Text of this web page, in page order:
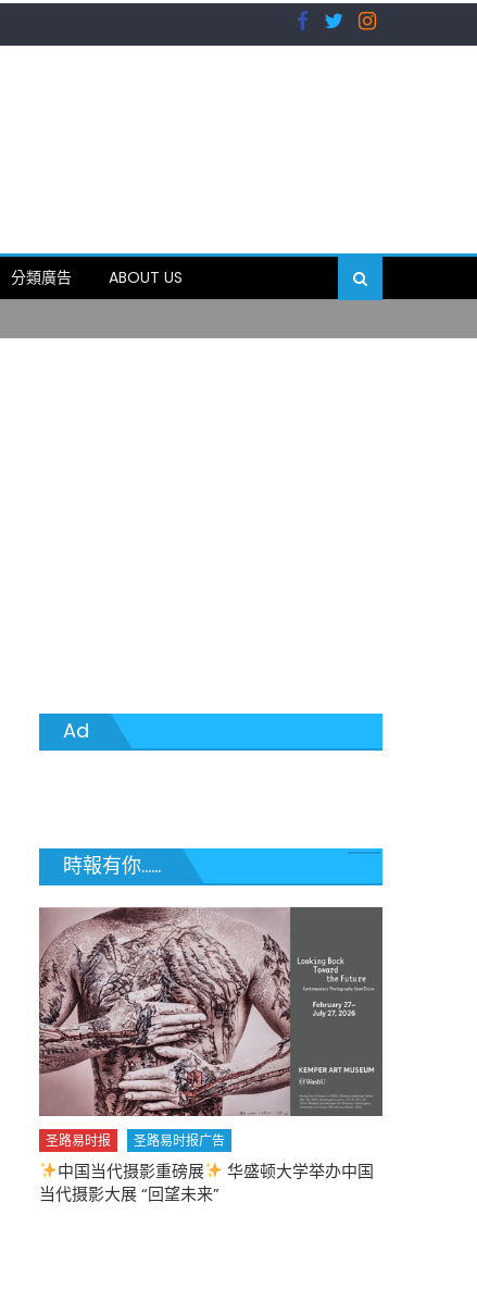
分類廣告
ABOUT US
Ad
時報有你......
圣路易时报 圣路易时报广告
中国当代摄影重磅展
华盛顿大学举办中国
当代摄影大展 “回望未来”